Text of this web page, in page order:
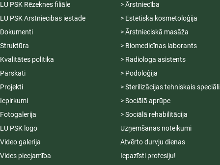
LU PSK Rēzeknes filiāle
LU PSK Ārstniecības iestāde
Dokumenti
Struktūra
Kvalitātes politika
Pārskati
Projekti
Iepirkumi
Fotogalerija
LU PSK logo
Video galerija
Vides pieejamība
> Ārstniecība
> Estētiskā kosmetoloģija
> Ārstnieciskā masāža
> Biomedicīnas laborants
> Radiologa asistents
> Podoloģija
> Sterilizācijas tehniskais
> Sociālā aprūpe
> Sociālā rehabilitācija
Uzņemšanas noteikumi
Atvērto durvju dienas
Iepazīsti profesiju!